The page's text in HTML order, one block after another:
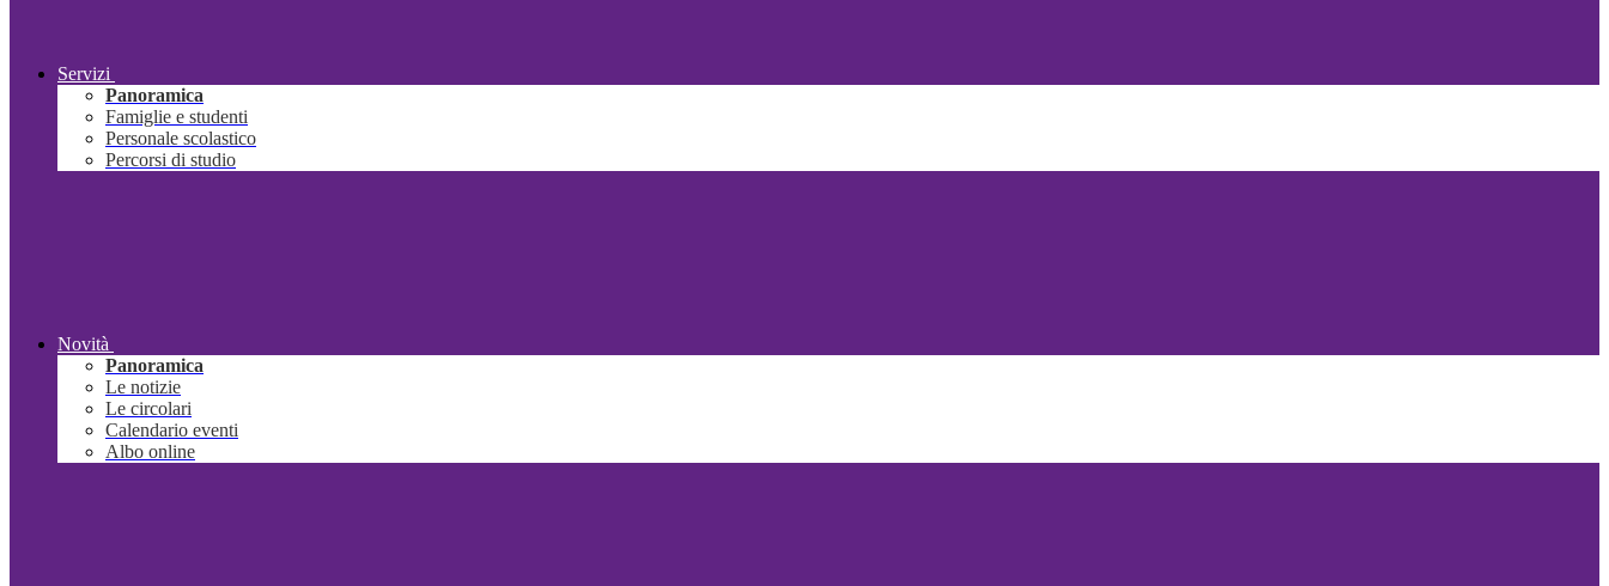
Servizi
Panoramica
Famiglie e studenti
Personale scolastico
Percorsi di studio
Novità
Panoramica
Le notizie
Le circolari
Calendario eventi
Albo online